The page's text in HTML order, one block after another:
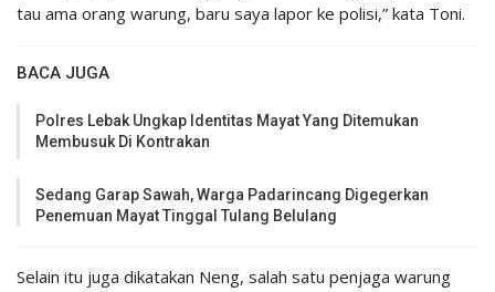
tau ama orang warung, baru saya lapor ke polisi,” kata Toni.
BACA JUGA
Polres Lebak Ungkap Identitas Mayat Yang Ditemukan
Membusuk Di Kontrakan
Sedang Garap Sawah, Warga Padarincang Digegerkan
Penemuan Mayat Tinggal Tulang Belulang
Selain itu juga dikatakan Neng, salah satu penjaga warung